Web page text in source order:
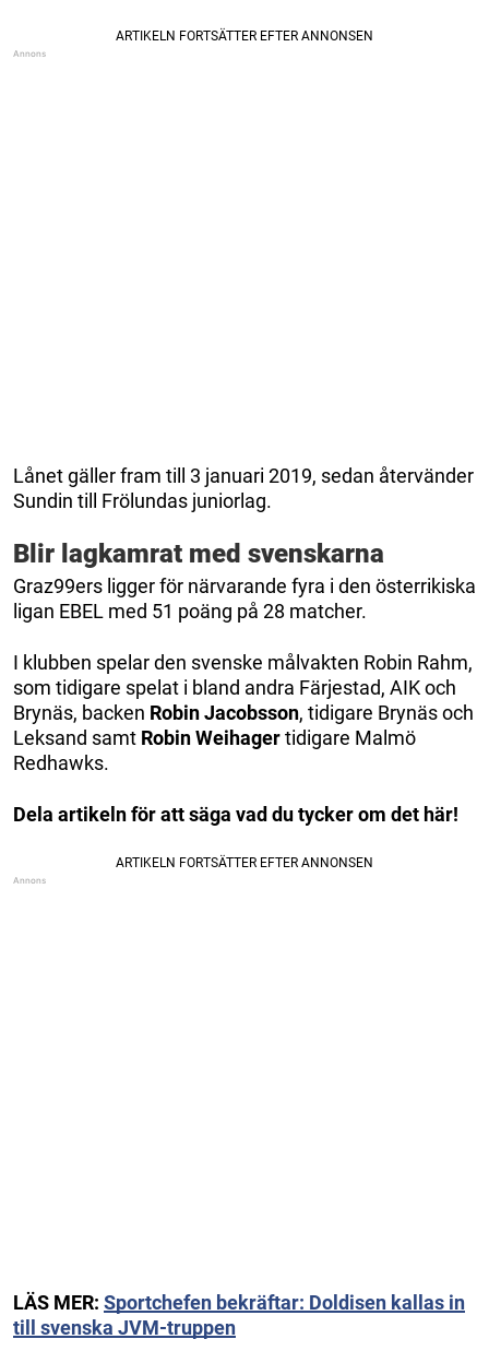
Lånet gäller fram till 3 januari 2019, sedan återvänder
Sundin till Frölundas juniorlag.
Blir lagkamrat med svenskarna
Graz99ers ligger för närvarande fyra i den österrikiska
ligan EBEL med 51 poäng på 28 matcher.
I klubben spelar den svenske målvakten Robin Rahm,
som tidigare spelat i bland andra Färjestad, AIK och
Brynäs, backen Robin Jacobsson, tidigare Brynäs och
Leksand samt Robin Weihagertidigare Malmö
Redhawks.
Dela artikeln för att säga vad du tycker om det här!
LÄS MER: Sportchefen bekräftar: Doldisen kallas in
till svenska JVM-truppen